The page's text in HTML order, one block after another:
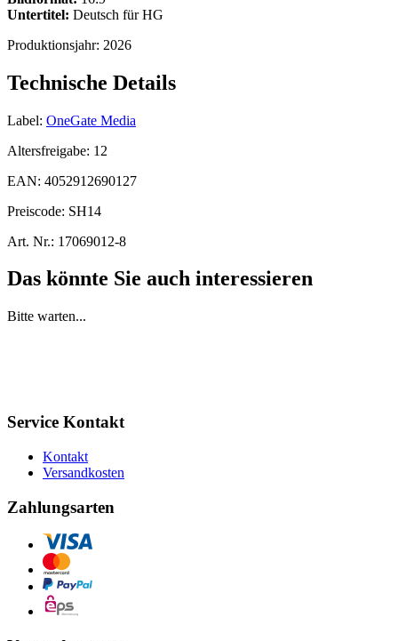
Untertitel: Deutsch für HG
Produktionsjahr: 2026
Technische Details
Label: OneGate Media
Altersfreigabe: 12
EAN: 4052912690127
Preiscode: SH14
Art. Nr.: 17069012-8
Das könnte Sie auch interessieren
Bitte warten...
Service Kontakt
Kontakt
Versandkosten
Zahlungsarten